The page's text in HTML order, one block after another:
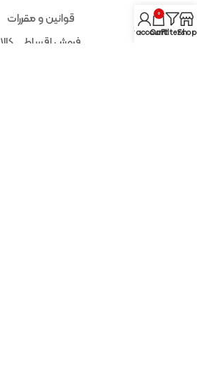
قوانین و مقررات
فروش اقساطی کالا
Shop
Filters
0
Cart
My account